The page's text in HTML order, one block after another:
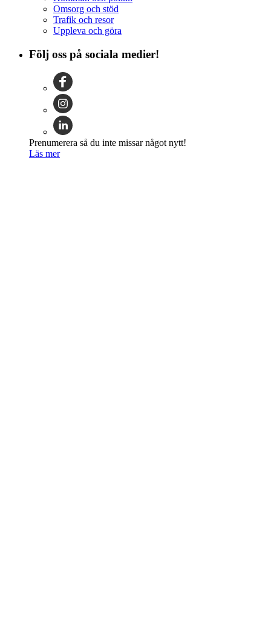
Omsorg och stöd
Trafik och resor
Uppleva och göra
Följ oss på sociala medier!
Prenumerera så du inte missar något nytt!
Läs mer